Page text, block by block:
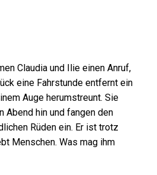
Claudia und Ilie einen Anruf,
eine Fahrstunde entfernt ein
Auge herumstreunt. Sie
Abend hin und fangen den
Rüden ein. Er ist trotz
Menschen. Was mag ihm